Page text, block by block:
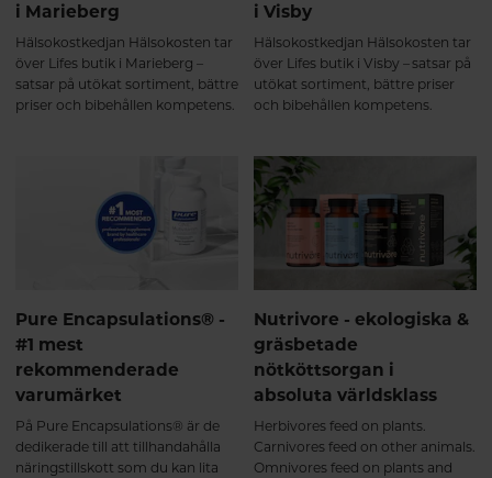
i Marieberg
Hälsokostkedjan Hälsokosten tar
över Lifes butik i Marieberg –
satsar på utökat sortiment, bättre
priser och bibehållen kompetens.
i Visby
Hälsokostkedjan Hälsokosten tar
över Lifes butik i Visby – satsar på
utökat sortiment, bättre priser
och bibehållen kompetens.
Pure Encapsulations® -
#1 mest
rekommenderade
varumärket
På Pure Encapsulations® är de
dedikerade till att tillhandahålla
näringstillskott som du kan lita
Nutrivore - ekologiska &
gräsbetade
nötköttsorgan i
absoluta världsklass
Herbivores feed on plants.
Carnivores feed on other animals.
Omnivores feed on plants and